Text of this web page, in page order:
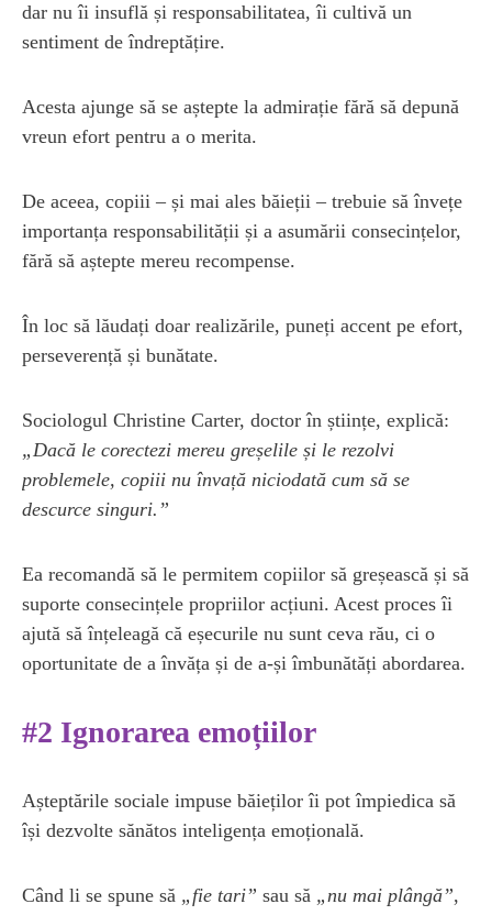
dar nu îi insuflă și responsabilitatea, îi cultivă un
sentiment de îndreptățire.
Acesta ajunge să se aștepte la admirație fără să depună
vreun efort pentru a o merita.
De aceea, copiii – și mai ales băieții – trebuie să învețe
importanța responsabilității și a asumării consecințelor,
fără să aștepte mereu recompense.
În loc să lăudați doar realizările, puneți accent pe efort,
perseverență și bunătate.
Sociologul Christine Carter, doctor în științe, explică:
„Dacă le corectezi mereu greșelile și le rezolvi
problemele, copiii nu învață niciodată cum să se
descurce singuri.”
Ea recomandă să le permitem copiilor să greșească și să
suporte consecințele propriilor acțiuni. Acest proces îi
ajută să înțeleagă că eșecurile nu sunt ceva rău, ci o
oportunitate de a învăța și de a-și îmbunătăți abordarea.
#2 Ignorarea emoțiilor
Așteptările sociale impuse băieților îi pot împiedica să
își dezvolte sănătos inteligența emoțională.
Când li se spune să „fie tari” sau să „nu mai plângă”,